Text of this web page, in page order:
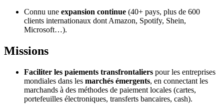
Connu une expansion continue (40+ pays, plus de 600
clients internationaux dont Amazon, Spotify, Shein,
Microsoft…).
Missions
Faciliter les paiements transfrontaliers pour les entreprises
mondiales dans les marchés émergents, en connectant les
marchands à des méthodes de paiement locales (cartes,
portefeuilles électroniques, transferts bancaires, cash).